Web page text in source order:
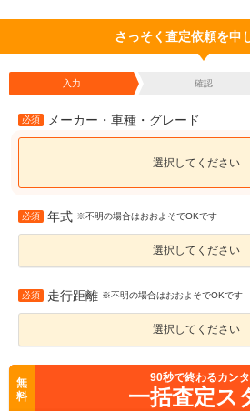
さっそく査定依頼を申
入力 確認
必須 メーカー・車種・グレード
選択してください
必須 年式 ※不明の場合はおおよそでOKです
選択してください
必須 走行距離 ※不明の場合はおおよそでOKです
選択してください
無
料
90秒で終わるカン
一括査定ス